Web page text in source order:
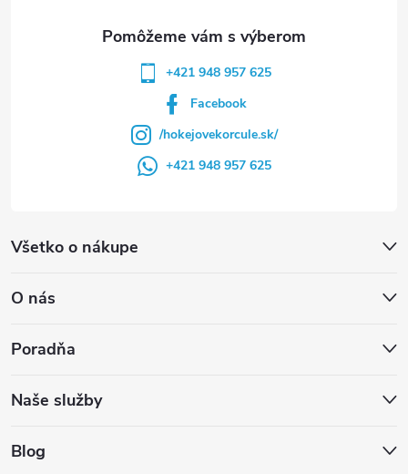
Všetko o nákupe
O nás
Poradňa
Naše služby
Blog
+421 948 957 625
Facebook
/hokejovekorcule.sk/
+421 948 957 625